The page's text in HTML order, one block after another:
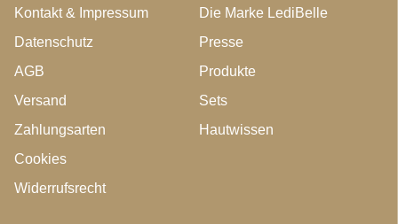
Kontakt & Impressum
Datenschutz
AGB
Versand
Zahlungsarten
Cookies
Widerrufsrecht
Die Marke LediBelle
Presse
Produkte
Sets
Hautwissen